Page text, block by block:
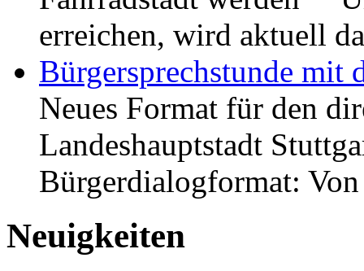
erreichen, wird aktuell
Bürgersprechstunde mit
Neues Format für den
Landeshauptstadt
Bürgerdialogformat:
Neuigkeiten